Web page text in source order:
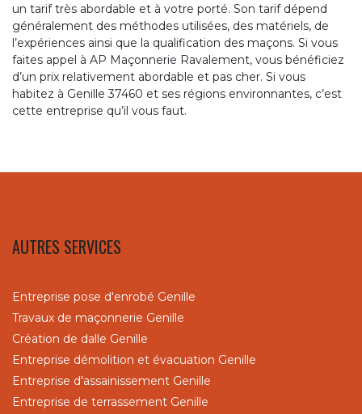
un tarif très abordable et à votre porté. Son tarif dépend
généralement des méthodes utilisées, des matériels, de
l’expériences ainsi que la qualification des maçons. Si vous
faites appel à AP Maçonnerie Ravalement, vous bénéficiez
d’un prix relativement abordable et pas cher. Si vous
habitez à Genille 37460 et ses régions environnantes, c’est
cette entreprise qu’il vous faut.
AUTRES SERVICES
Entreprise pose d'enrobé Genille
Travaux de maçonnerie Genille
Création de dalle Genille
Entreprise démolition et évacuation Genille
Entreprise d'assainissement Genille
Entreprise de terrassement Genille